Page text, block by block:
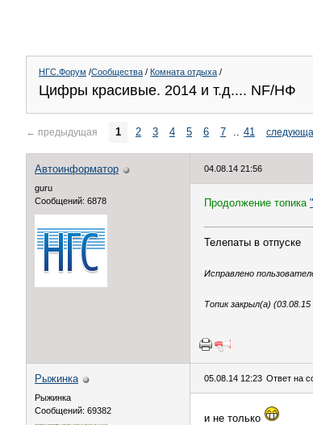
НГС.Форум /Сообщества / Комната отдыха /
Цифры красивые. 2014 и т.д.... NF/НФ
← предыдущая 1 2 3 4 5 6 7 .. 41
Автоинформатор
guru
Сообщений: 6878
04.08.14 21:56
Продолжение топика
Телепаты в отпуске
Исправлено
Топик закрыл(а) (03.08.15
Рыжинка
Рыжинка
Сообщений: 69382
05.08.14 12:23 Ответ на
и не только